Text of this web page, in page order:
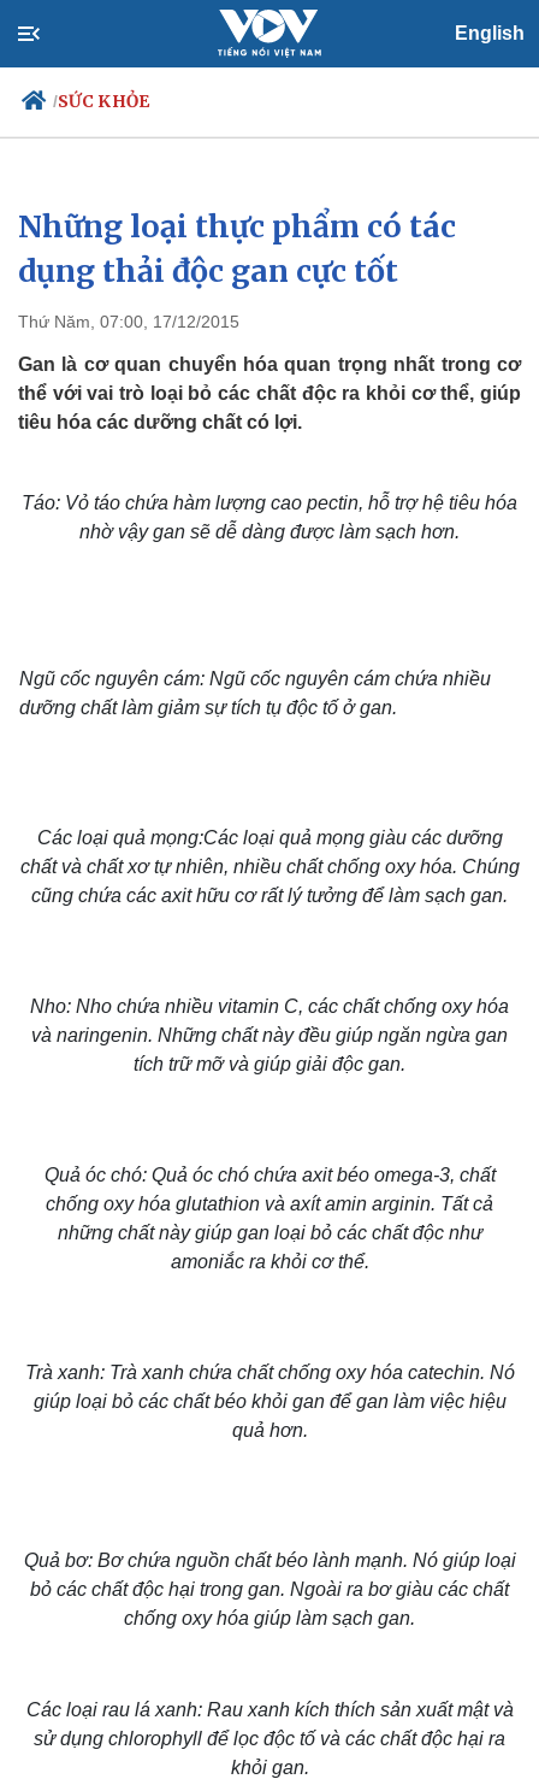
English
/SỨC KHỎE
Chính trị
Đảng
Tổ chức nhân sự
Nhận diện sự thật
Xã hội
Tin 24h
Dự báo thời tiết
Việc làm
Biển đảo
Những loại thực phẩm có tác
dụng thải độc gan cực tốt
Thứ Năm, 07:00, 17/12/2015
Gan là cơ quan chuyển hóa quan trọng nhất trong cơ
thể với vai trò loại bỏ các chất độc ra khỏi cơ thể, giúp
tiêu hóa các dưỡng chất có lợi.
Táo: Vỏ táo chứa hàm lượng cao pectin, hỗ trợ hệ tiêu hóa
nhờ vậy gan sẽ dễ dàng được làm sạch hơn.
Ngũ cốc nguyên cám: Ngũ cốc nguyên cám chứa nhiều
dưỡng chất làm giảm sự tích tụ độc tố ở gan.
Các loại quả mọng:Các loại quả mọng giàu các dưỡng
chất và chất xơ tự nhiên, nhiều chất chống oxy hóa. Chúng
cũng chứa các axit hữu cơ rất lý tưởng để làm sạch gan.
Nho: Nho chứa nhiều vitamin C, các chất chống oxy hóa
và naringenin. Những chất này đều giúp ngăn ngừa gan
tích trữ mỡ và giúp giải độc gan.
Quả óc chó: Quả óc chó chứa axit béo omega-3, chất
chống oxy hóa glutathion và axít amin arginin. Tất cả
những chất này giúp gan loại bỏ các chất độc như
amoniắc ra khỏi cơ thể.
Trà xanh: Trà xanh chứa chất chống oxy hóa catechin. Nó
giúp loại bỏ các chất béo khỏi gan để gan làm việc hiệu
quả hơn.
Quả bơ: Bơ chứa nguồn chất béo lành mạnh. Nó giúp loại
bỏ các chất độc hại trong gan. Ngoài ra bơ giàu các chất
chống oxy hóa giúp làm sạch gan.
Các loại rau lá xanh: Rau xanh kích thích sản xuất mật và
sử dụng chlorophyll để lọc độc tố và các chất độc hại ra
khỏi gan.